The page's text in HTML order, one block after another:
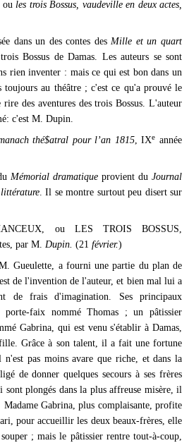
oules trois Bossus, vaudeville en deux actes,
dans un des contes desMille et un quart
Bossus de Damas. Les auteurs se sont
rien inventer : mais ce qui est bon dans un
toujours au théâtre ; c'est ce qu'a prouvé le
des aventures des trois Bossus. L'auteur
c'est M. Dupin.
thé$atral pour l’an 1815, IXe année
Mémorial dramatique provient du Journal
littérature. Il se montre surtout peu disert sur
ou LES TROIS BOSSUS,
par M. Dupin. (21 février.)
Gueulette, a fourni une partie du plan de
de l'invention de l'auteur, et bien mal lui a
de frais d'imagination. Ses principaux
porte-faix nommé Thomas ; un pâtissier
Gabrina, qui est venu s'établir à Damas,
Grâce à son talent, il a fait une fortune
pas moins avare que riche, et dans la
de donner quelques secours à ses frères
sont plongés dans la plus affreuse misère, il
Madame Gabrina, plus complaisante, profite
pour accueillir les deux beaux-frères, elle
; mais le pâtissier rentre tout-à-coup,